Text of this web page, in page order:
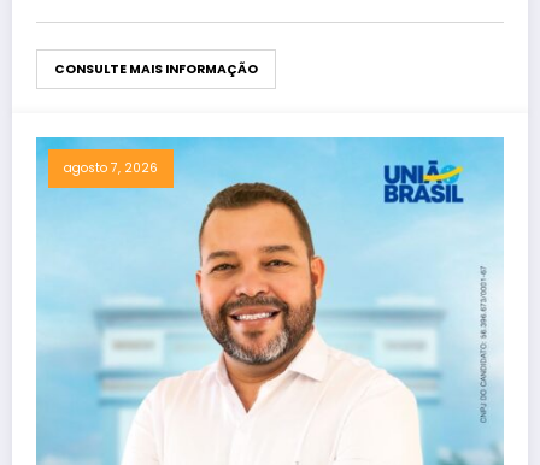
CONSULTE MAIS INFORMAÇÃO
agosto 7, 2026